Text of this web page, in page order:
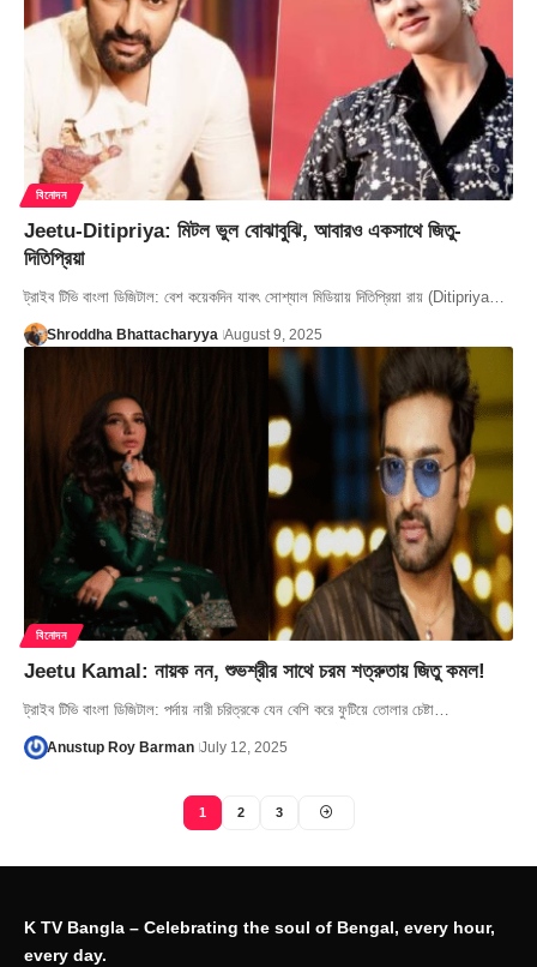
বিনোদন
Jeetu-Ditipriya: মিটল ভুল বোঝাবুঝি, আবারও একসাথে জিতু-
দিতিপ্রিয়া
ট্রাইব টিভি বাংলা ডিজিটাল: বেশ কয়েকদিন যাবৎ সোশ্যাল মিডিয়ায় দিতিপ্রিয়া রায় (Ditipriya…
Shroddha Bhattacharyya August 9, 2025
বিনোদন
Jeetu Kamal: নায়ক নন, শুভশ্রীর সাথে চরম শত্রুতায় জিতু কমল!
ট্রাইব টিভি বাংলা ডিজিটাল: পর্দায় নারী চরিত্রকে যেন বেশি করে ফুটিয়ে তোলার চেষ্টা…
Anustup Roy Barman July 12, 2025
1 2 3
K TV Bangla – Celebrating the soul of Bengal, every hour,
every day.